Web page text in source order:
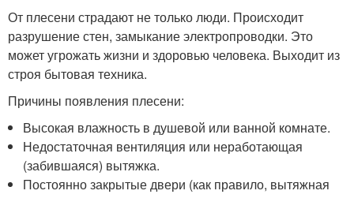
От плесени страдают не только люди. Происходит
разрушение стен, замыкание электропроводки. Это
может угрожать жизни и здоровью человека. Выходит из
строя бытовая техника.
Причины появления плесени:
Высокая влажность в душевой или ванной комнате.
Недостаточная вентиляция или неработающая
(забившаяся) вытяжка.
Постоянно закрытые двери (как правило, вытяжная